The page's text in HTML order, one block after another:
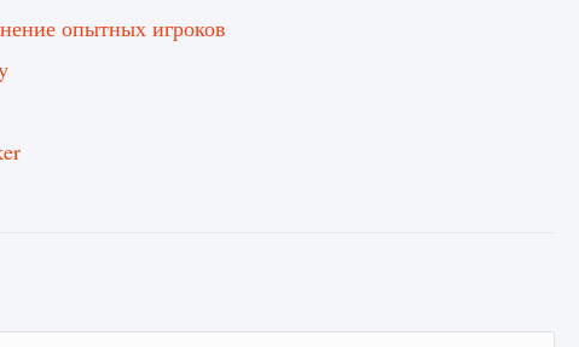
опытных игроков